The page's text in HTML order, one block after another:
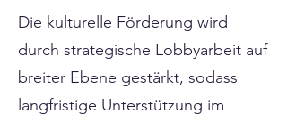
Die kulturelle Förderung wird
durch strategische Lobbyarbeit auf
breiter Ebene gestärkt, sodass
langfristige Unterstützung im